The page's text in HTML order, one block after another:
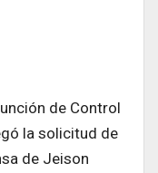
de Control
la solicitud de
de Jeison